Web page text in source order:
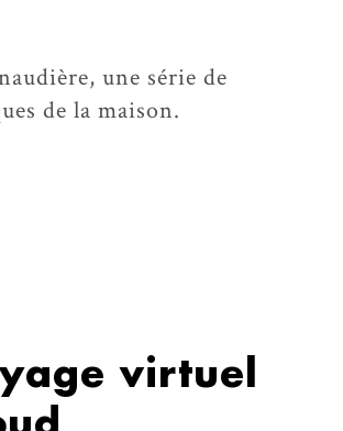
une série de
de la maison.
virtuel